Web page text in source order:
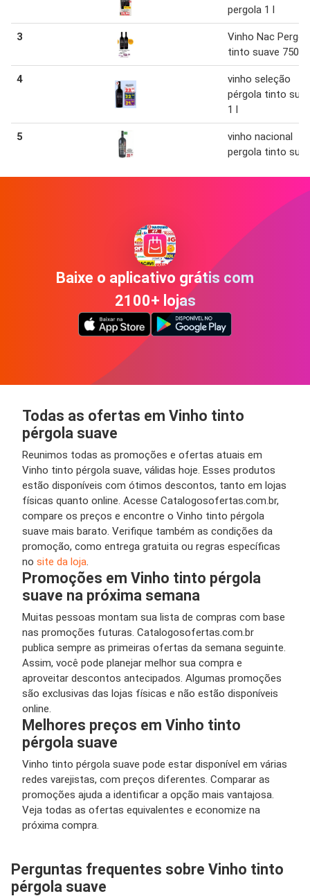
pergola 1 l
3
Vinho Nac
tinto suave 750
4
vinho seleção
pérgola tinto
1 l
5
vinho nacional
pergola tinto
Baixe o aplicativo grátis com
2100+ lojas
Todas as ofertas em Vinho tinto
pérgola suave
Reunimos todas as promoções e ofertas atuais em
Vinho tinto pérgola suave, válidas hoje. Esses produtos
estão disponíveis com ótimos descontos, tanto em lojas
físicas quanto online. Acesse Catalogosofertas.com.br,
compare os preços e encontre o Vinho tinto pérgola
suave mais barato. Verifique também as condições da
promoção, como entrega gratuita ou regras específicas
no site da loja
Promoções em Vinho tinto pérgola
suave na próxima semana
Muitas pessoas montam sua lista de compras com base
nas promoções futuras. Catalogosofertas.com.br
publica sempre as primeiras ofertas da semana seguinte.
Assim, você pode planejar melhor sua compra e
aproveitar descontos antecipados. Algumas promoções
são exclusivas das lojas físicas e não estão disponíveis
online.
Melhores preços em Vinho tinto
pérgola suave
Vinho tinto pérgola suave pode estar disponível em várias
redes varejistas, com preços diferentes. Comparar as
promoções ajuda a identificar a opção mais vantajosa.
Veja todas as ofertas equivalentes e economize na
próxima compra.
Perguntas frequentes sobre Vinho tinto
pérgola suave